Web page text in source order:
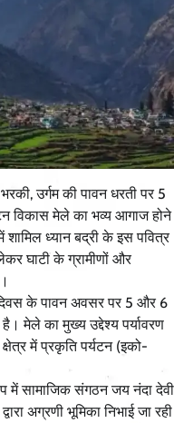
उर्गम की पावन धरती पर 5
विकास मेले का भव्य आगाज होने
ध्यान बद्री के इस पवित्र
घाटी के ग्रामीणों और
दिवस के पावन अवसर पर 5 और 6
मेले का मुख्य उद्देश्य पर्यावरण
में प्रकृति पर्यटन (इको-
सामाजिक संगठन जय नंदा देवी
अग्रणी भूमिका निभाई जा रही